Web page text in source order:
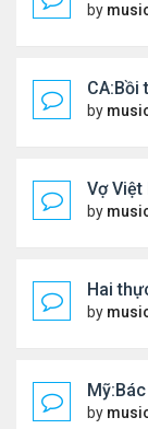
by
CA:Bồi
by
Vợ
by
Hai
by
by